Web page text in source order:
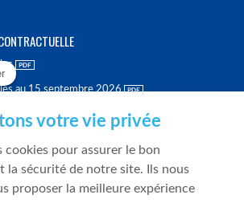
au 15 septembre 2026
sélection
dépôts et de résolution
votre vie privée
cookies pour assurer le bon
la sécurité de notre site. Ils nous
proposer la meilleure expérience